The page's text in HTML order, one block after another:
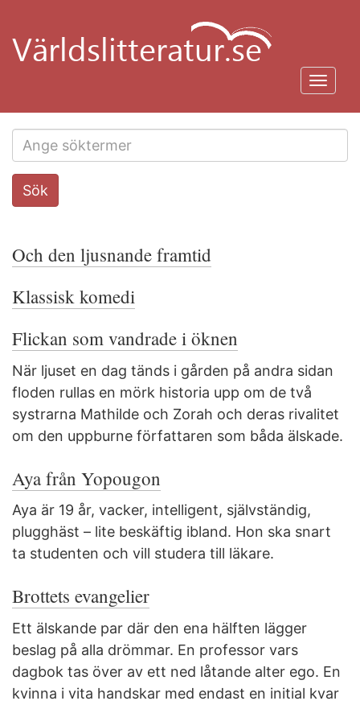
huvudinnehåll
Search
this
Sök
Och den ljusnande framtid
Klassisk komedi
Flickan som vandrade i öknen
När ljuset en dag tänds i gården på andra sidan
floden rullas en mörk historia upp om de två
systrarna Mathilde och Zorah och deras rivalitet
om den uppburne författaren som båda älskade.
Aya från Yopougon
Aya är 19 år, vacker, intelligent, självständig,
plugghäst – lite beskäftig ibland. Hon ska snart
ta studenten och vill studera till läkare.
Brottets evangelier
Ett älskande par där den ena hälften lägger
beslag på alla drömmar. En professor vars
dagbok tas över av ett ned låtande alter ego. En
kvinna i vita handskar med endast en initial kvar